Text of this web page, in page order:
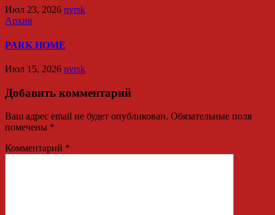
Июл 23, 2026 nvrsk
Архив
PARK HOME
Июл 15, 2026 nvrsk
Добавить комментарий
Ваш адрес email не будет опубликован. Обязательные поля
помечены *
Комментарий *